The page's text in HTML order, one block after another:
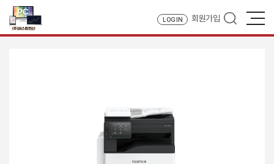
LOG IN 회원가입